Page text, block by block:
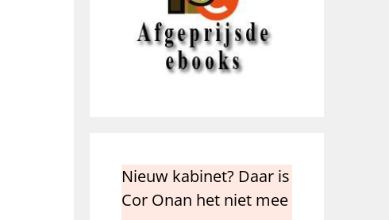
Nieuw kabinet? Daar is
Cor Onan het niet mee